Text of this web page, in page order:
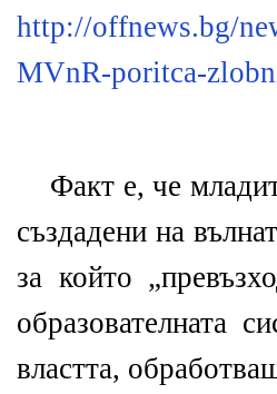
http://offnews.bg/
MVnR-poritca-
Факт е, че
създадени на
за който
образователната
властта,